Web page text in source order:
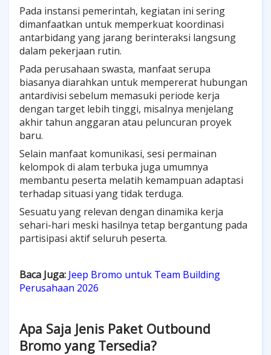
Pada instansi pemerintah, kegiatan ini sering
dimanfaatkan untuk memperkuat koordinasi
antarbidang yang jarang berinteraksi langsung
dalam pekerjaan rutin.
Pada perusahaan swasta, manfaat serupa
biasanya diarahkan untuk mempererat hubungan
antardivisi sebelum memasuki periode kerja
dengan target lebih tinggi, misalnya menjelang
akhir tahun anggaran atau peluncuran proyek
baru.
Selain manfaat komunikasi, sesi permainan
kelompok di alam terbuka juga umumnya
membantu peserta melatih kemampuan adaptasi
terhadap situasi yang tidak terduga.
Sesuatu yang relevan dengan dinamika kerja
sehari-hari meski hasilnya tetap bergantung pada
partisipasi aktif seluruh peserta.
Baca Juga: Jeep Bromo untuk Team Building
Perusahaan 2026
Apa Saja Jenis Paket Outbound
Bromo yang Tersedia?